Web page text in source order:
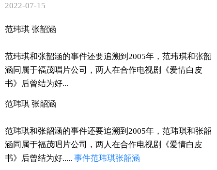
2022-07-15
范玮琪 张韶涵
范玮琪和张韶涵的事件还要追溯到2005年，范玮琪和张韶
涵同属于福茂唱片公司，两人在合作电视剧《爱情白皮
书》后曾结为好...
范玮琪 张韶涵
范玮琪和张韶涵的事件还要追溯到2005年，范玮琪和张韶
涵同属于福茂唱片公司，两人在合作电视剧《爱情白皮
书》后曾结为好..... 事件范玮琪张韶涵